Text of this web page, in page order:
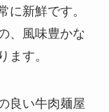
に新鮮です。
、風味豊かな
ます。
良い牛肉麺屋